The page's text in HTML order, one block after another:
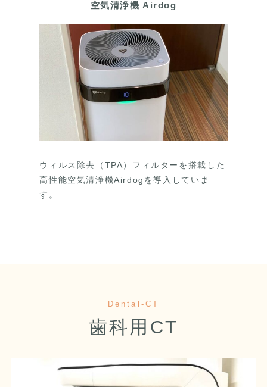
空気清浄機 Airdog
ウィルス除去（TPA）フィルターを搭載した
高性能空気清浄機Airdogを導入していま
す。
Dental-CT
歯科用CT